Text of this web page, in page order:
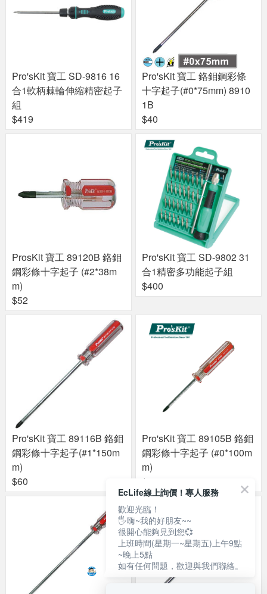
Pro'sKit 寶工 SD-9816 16
合1軟柄棘輪伸縮精密起子
組
$419
Pro'sKit 寶工 鉻鉬鋼彩條
十字起子(#0*75mm) 8910
1B
$40
ProsKit 寶工 89120B 鉻鉬
鋼彩條十字起子 (#2*38m
m)
$52
Pro'sKit 寶工 SD-9802 31
合1精密多功能起子組
$400
Pro'sKit 寶工 89116B 鉻鉬
鋼彩條十字起子(#1*150m
m)
$60
Pro'sKit 寶工 89105B 鉻鉬
鋼彩條十字起子 (#0*100m
m)
$50
EcLife線上詢價！專人服務
歡迎光臨！
🖐嗨~我的好朋友~~
很開心能夠見到您💞
上班時間(星期一~星期五)上午9點
~晚上5點
如有任何問題，歡迎與我們聯絡。